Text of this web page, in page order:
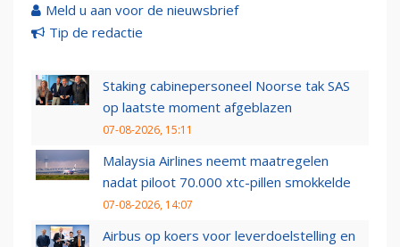
Meld u aan voor de nieuwsbrief
Tip de redactie
Staking cabinepersoneel Noorse tak SAS
op laatste moment afgeblazen
07-08-2026, 15:11
Malaysia Airlines neemt maatregelen
nadat piloot 70.000 xtc-pillen smokkelde
07-08-2026, 14:07
Airbus op koers voor leverdoelstelling en